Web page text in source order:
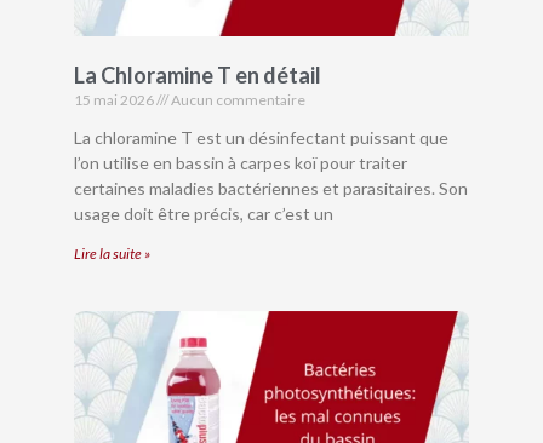
La Chloramine T en détail
15 mai 2026 Aucun commentaire
La chloramine T est un désinfectant puissant que
l’on utilise en bassin à carpes koï pour traiter
certaines maladies bactériennes et parasitaires. Son
usage doit être précis, car c’est un
Lire la suite »